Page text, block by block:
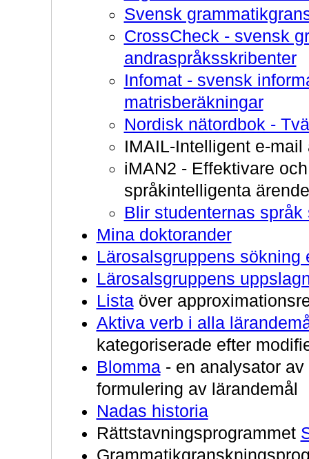
Svensk
CrossCheck - svensk
andraspråksskribenter
Infomat - svensk
matrisberäkningar
Nordisk nätordbok -
IMAIL-Intelligent e-
iMAN2 - Effektivare
språkintelligenta
Blir studenternas språk
Mina doktorander
Lärosalsgruppens sökning
Lärosalsgruppens
Listaöver
Aktiva verb i alla
kategoriserade efter
Blomma- en analysator av
formulering av lärandemål
Nadas historia
Rättstavningsprogrammet